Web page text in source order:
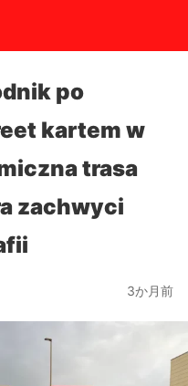
po
kartem w
trasa
zachwyci
3か月前